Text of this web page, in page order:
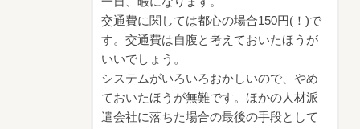
交通費に関しては都心の場合150円(！)で
す。交通費は自腹と考えておいたほうが
いいでしょう。
システムがいろいろおかしいので、やめ
ておいたほうが無難です。ほかの人材派
遣会社に落ちた場合の最後の手段として